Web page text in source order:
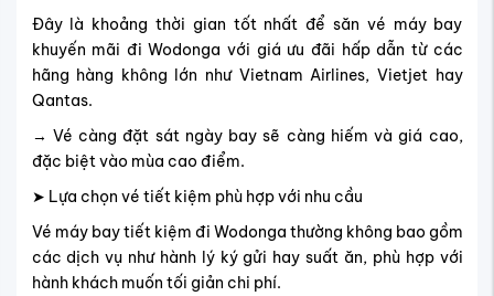
Đây là khoảng thời gian tốt nhất để săn vé máy bay
khuyến mãi đi Wodonga với giá ưu đãi hấp dẫn từ các
hãng hàng không lớn như Vietnam Airlines, Vietjet hay
Qantas.
→ Vé càng đặt sát ngày bay sẽ càng hiếm và giá cao,
đặc biệt vào mùa cao điểm.
➤ Lựa chọn vé tiết kiệm phù hợp với nhu cầu
Vé máy bay tiết kiệm đi Wodonga thường không bao gồm
các dịch vụ như hành lý ký gửi hay suất ăn, phù hợp với
hành khách muốn tối giản chi phí.